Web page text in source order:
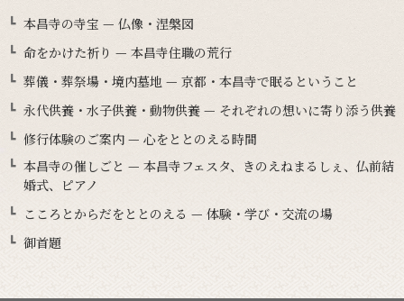
本昌寺の寺宝 — 仏像・涅槃図
命をかけた祈り — 本昌寺住職の荒行
葬儀・葬祭場・境内墓地 — 京都・本昌寺で眠るということ
永代供養・水子供養・動物供養 — それぞれの想いに寄り添う供養
修行体験のご案内 — 心をととのえる時間
本昌寺の催しごと — 本昌寺フェスタ、きのえねまるしぇ、仏前結
婚式、ピアノ
こころとからだをととのえる — 体験・学び・交流の場
御首題